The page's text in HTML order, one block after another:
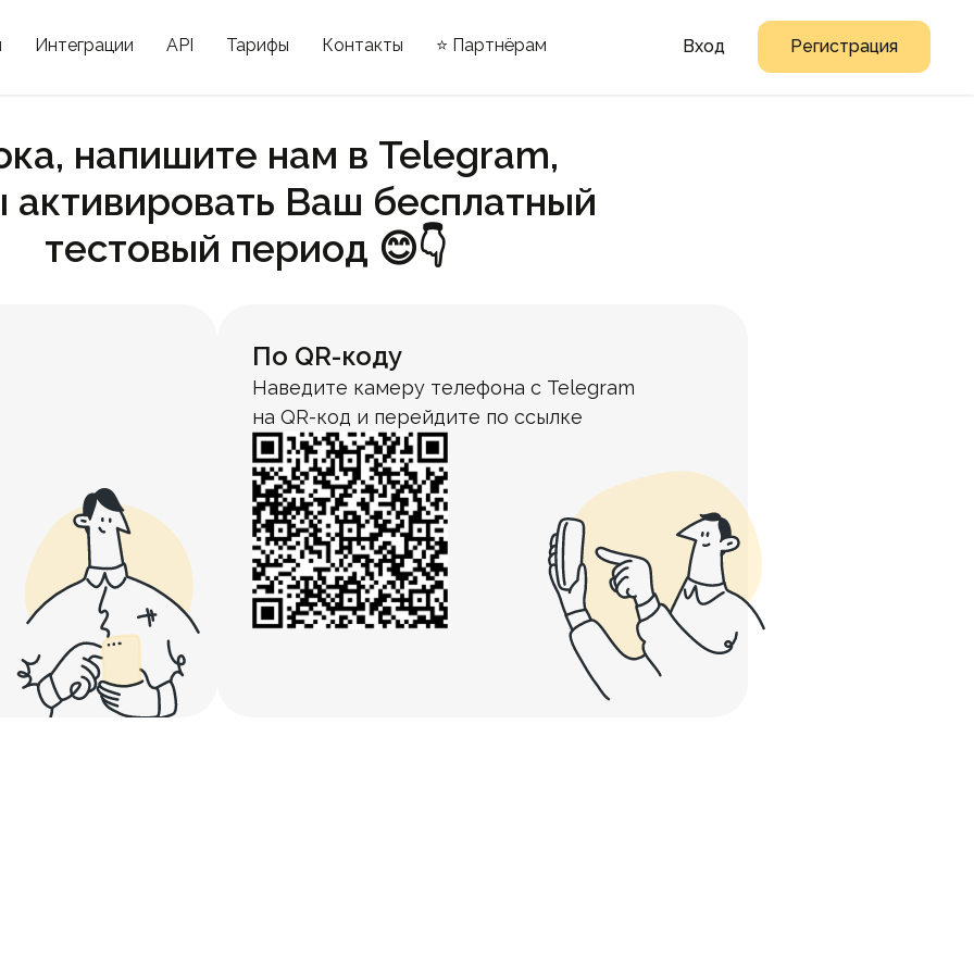
Интеграции API Тарифы Контакты ⭐ Партнёрам Вход Регистрация
По QR-коду
Наведите камеру телефона с Telegram
на QR-код и перейдите по ссылке
напишите нам в Telegram,
активировать Ваш бесплатный
тестовый период 😊👇